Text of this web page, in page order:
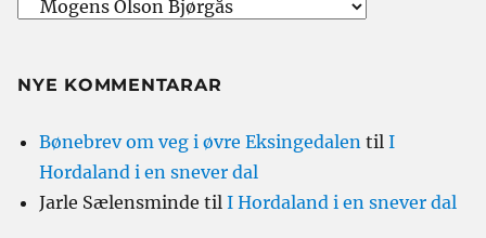
NYE KOMMENTARAR
Bønebrev om veg i øvre Eksingedalen til I
Hordaland i en snever dal
Jarle Sælensminde til I Hordaland i en snever dal